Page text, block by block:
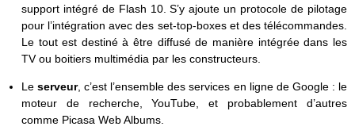
support intégré de Flash 10. S’y ajoute un protocole de pilotage
pour l’intégration avec des set-top-boxes et des télécommandes.
Le tout est destiné à être diffusé de manière intégrée dans les
TV ou boitiers multimédia par les constructeurs.
Le serveur, c’est l’ensemble des services en ligne de Google : le
moteur de recherche, YouTube, et probablement d’autres
comme Picasa Web Albums.